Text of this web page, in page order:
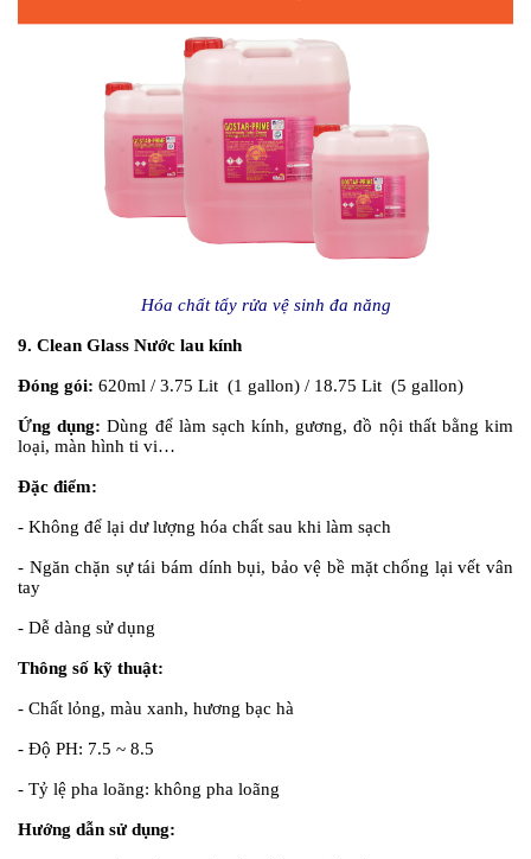
Hóa chất tẩy rửa vệ sinh đa năng
9. Clean Glass Nước lau kính
Đóng gói: 620ml / 3.75 Lit (1 gallon) / 18.75 Lit (5 gallon)
Ứng dụng:Dùng để làm sạch kính, gương, đồ nội thất bằng kim
loại, màn hình ti vi…
Đặc điểm:
- Không để lại dư lượng hóa chất sau khi làm sạch
- Ngăn chặn sự tái bám dính bụi, bảo vệ bề mặt chống lại vết vân
tay
- Dễ dàng sử dụng
Thông số kỹ thuật:
- Chất lỏng, màu xanh, hương bạc hà
- Độ PH: 7.5 ~ 8.5
- Tỷ lệ pha loãng: không pha loãng
Hướng dẫn sử dụng: